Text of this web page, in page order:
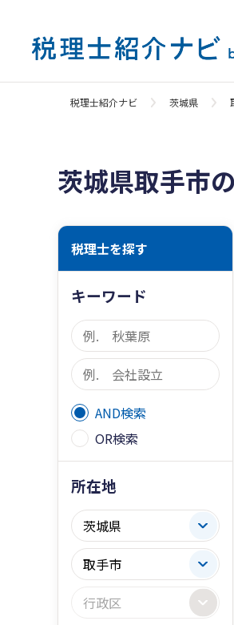
税理士紹介ナビ 茨城県
茨城県取手市
税理士を探す
キーワード
AND検索
OR検索
所在地